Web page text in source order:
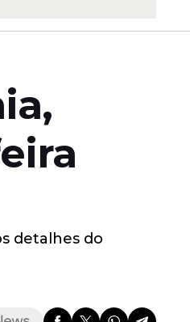
detalhes do